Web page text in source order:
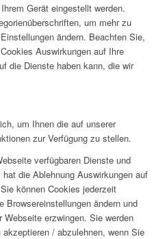
Gerät eingestellt werden.
um mehr zu
ändern. Beachten Sie,
Auswirkungen auf Ihre
die Dienste haben kann, die wir
um Ihnen die auf unserer
zur Verfügung zu stellen.
verfügbaren Dienste und
die Ablehnung Auswirkungen auf
können Cookies jederzeit
Browsereinstellungen ändern und
erzwingen. Sie werden
/ abzulehnen, wenn Sie